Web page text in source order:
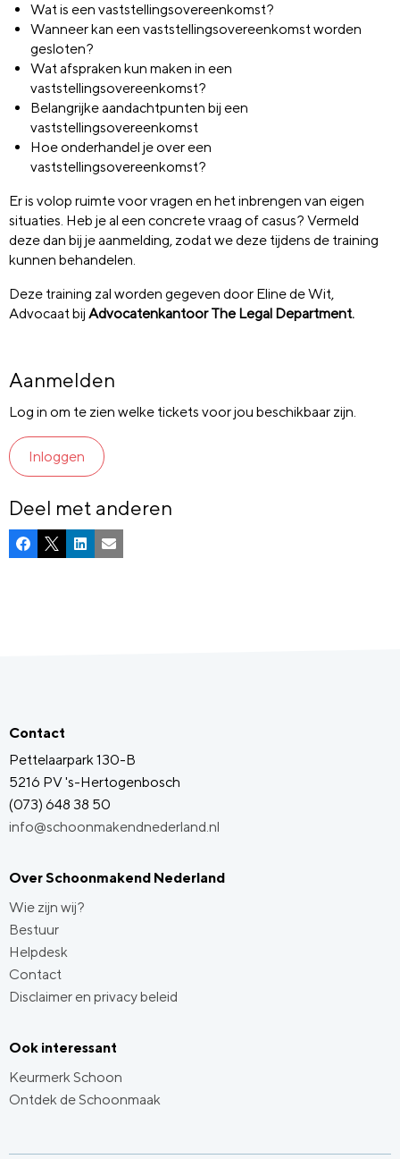
Wat is een vaststellingsovereenkomst?
Wanneer kan een vaststellingsovereenkomst worden
gesloten?
Watafspraken kun maken in een
vaststellingsovereenkomst?
Belangrijke aandachtpunten bij een
vaststellingsovereenkomst
Hoe onderhandel je over een
vaststellingsovereenkomst?
Er is volop ruimte voor vragen en het inbrengen van eigen
situaties. Heb je al een concrete vraag of casus? Vermeld
deze dan bij je aanmelding, zodat we deze tijdens de training
kunnen behandelen.
Deze training zal worden gegeven door Eline de Wit,
Advocaat bij AdvocatenkantoorThe Legal Department.
Aanmelden
Log in om te zien welke tickets voor jou beschikbaar zijn.
Inloggen
Deel met anderen
Facebook
X LinkedInE-mail
Contact
Pettelaarpark 130-B
5216 PV 's-Hertogenbosch
(073) 648 38 50
info@schoonmakendnederland.nl
Over Schoonmakend Nederland
Wie zijn wij?
Bestuur
Helpdesk
Contact
Disclaimer en privacy beleid
Ook interessant
Keurmerk Schoon
Ontdek de Schoonmaak